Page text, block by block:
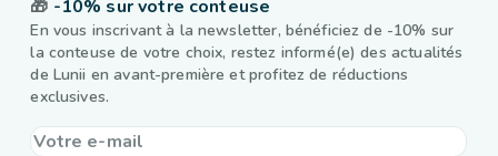
🎁 -10% sur votre conteuse
En vous inscrivant à la newsletter, bénéficiez de -10% sur
la conteuse de votre choix, restez informé(e) des actualités
de Lunii en avant-première et profitez de réductions
exclusives.